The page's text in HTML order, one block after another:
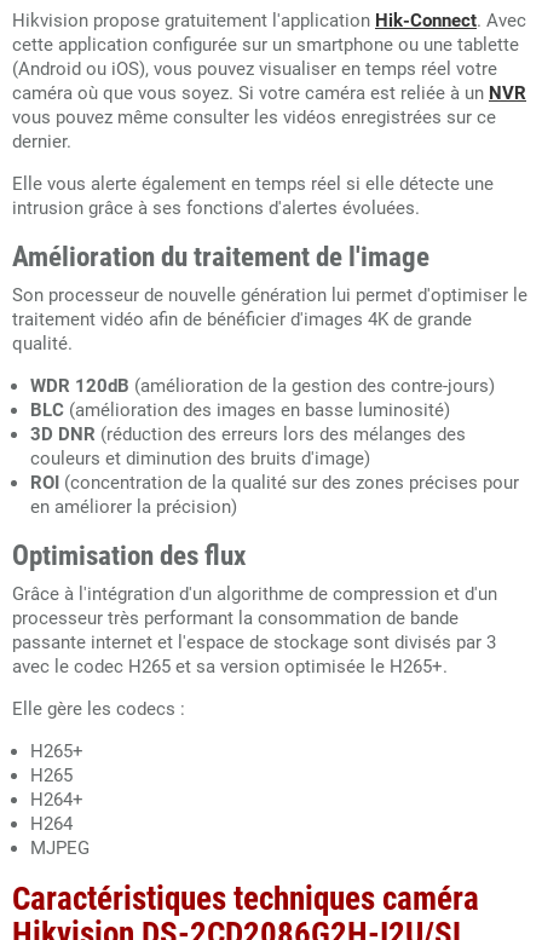
Hikvision propose gratuitement l'application Hik-Connect. Avec
cette application configurée sur un smartphone ou une tablette
(Android ou iOS), vous pouvez visualiser en temps réel votre
caméra où que vous soyez. Si votre caméra est reliée à un NVR
vous pouvez même consulter les vidéos enregistrées sur ce
dernier.
Elle vous alerte également en temps réel si elle détecte une
intrusion grâce à ses fonctions d'alertes évoluées.
Amélioration du traitement de l'image
Son processeur de nouvelle génération lui permet d'optimiser le
traitement vidéo afin de bénéficier d'images 4K de grande
qualité.
WDR 120dB (amélioration de la gestion des contre-jours)
BLC (amélioration des images en basse luminosité)
3D DNR (réduction des erreurs lors des mélanges des
couleurs et diminution des bruits d'image)
ROI (concentration de la qualité sur des zones précises pour
en améliorer la précision)
Optimisation des flux
Grâce à l'intégration d'un algorithme de compression et d'un
processeur très performant la consommation de bande
passante internet et l'espace de stockage sont divisés par 3
avec le codec H265 et sa version optimisée le H265+.
Elle gère les codecs :
H265+
H265
H264+
H264
MJPEG
Caractéristiques techniques caméra